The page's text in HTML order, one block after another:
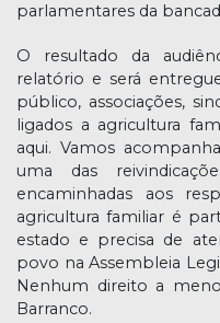
parlamentares da
O resultado da
relatório e será
público, associações,
ligados a agricultura
aqui. Vamos
uma das
encaminhadas aos
agricultura familiar é
estado e precisa de
povo na Assembleia
Nenhum direito a
Barranco.